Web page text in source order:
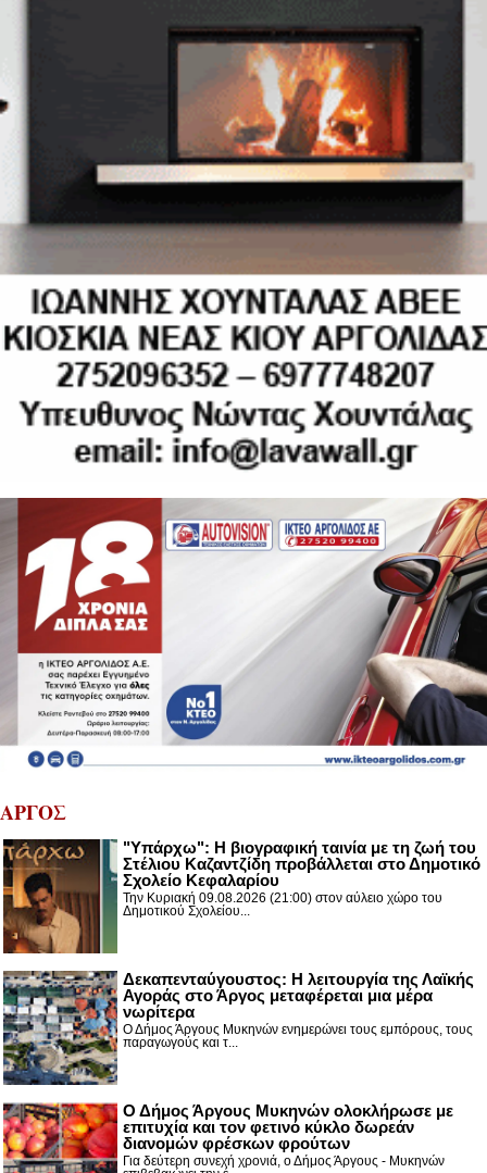
ΑΡΓΟΣ
"Υπάρχω": Η βιογραφική ταινία με τη ζωή του
Στέλιου Καζαντζίδη προβάλλεται στο Δημοτικό
Σχολείο Κεφαλαρίου
Την Κυριακή 09.08.2026 (21:00) στον αύλειο χώρο του
Δημοτικού Σχολείου...
Δεκαπενταύγουστος: H λειτουργία της Λαϊκής
Αγοράς στο Άργος μεταφέρεται μια μέρα
νωρίτερα
Ο Δήμος Άργους Μυκηνών ενημερώνει τους εμπόρους, τους
παραγωγούς και τ...
Ο Δήμος Άργους Μυκηνών ολοκλήρωσε με
επιτυχία και τον φετινό κύκλο δωρεάν
διανομών φρέσκων φρούτων
Για δεύτερη συνεχή χρονιά, ο Δήμος Άργους - Μυκηνών